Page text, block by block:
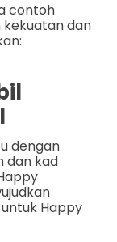
contoh
dan
dengan
dan kad
Happy